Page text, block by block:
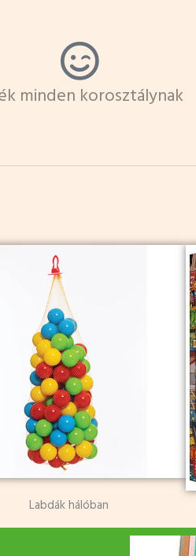
minden korosztálynak
Labdák hálóban